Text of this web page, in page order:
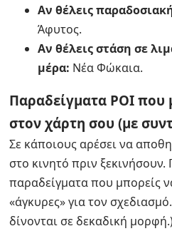
Αν θέλεις
Άφυτος.
Αν θέλεις στάση σε
μέρα: Νέα Φώκαια.
Παραδείγματα POI που
στον χάρτη σου (με
Σε κάποιους αρέσει να
στο κινητό πριν
παραδείγματα που μπορείς
«άγκυρες» για τον
δίνονται σε δεκαδική